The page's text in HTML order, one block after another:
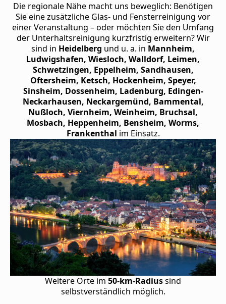
Die regionale Nähe macht uns beweglich: Benötigen
Sie eine zusätzliche Glas- und Fensterreinigung vor
einer Veranstaltung – oder möchten Sie den Umfang
der Unterhaltsreinigung kurzfristig erweitern? Wir
sind in Heidelberg und u. a. in Mannheim,
Ludwigshafen, Wiesloch, Walldorf, Leimen,
Schwetzingen, Eppelheim, Sandhausen,
Oftersheim, Ketsch, Hockenheim, Speyer,
Sinsheim, Dossenheim, Ladenburg, Edingen-
Neckarhausen, Neckargemünd, Bammental,
Nußloch, Viernheim, Weinheim, Bruchsal,
Mosbach, Heppenheim, Bensheim, Worms,
Frankenthal im Einsatz.
Weitere Orte im 50-km-Radiussind
selbstverständlich möglich.